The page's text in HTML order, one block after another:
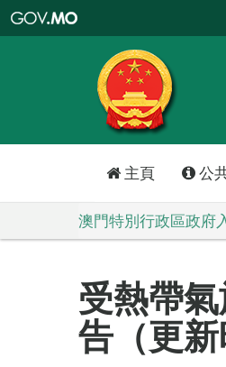
特
政
區
政
口
主頁 公
澳門特別行政區政府
受熱帶
告（更新